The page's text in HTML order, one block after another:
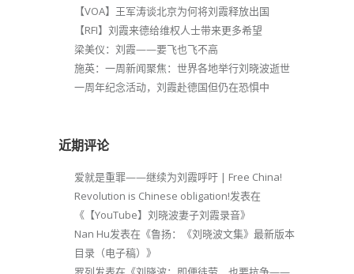
【VOA】王军涛谈北京为何将刘霞释放出国
【RFI】刘霞来德给维权人士带来更多希望
梁美仪：刘霞——要飞也飞不高
施英：一周新闻聚焦：世界各地举行刘晓波逝世
一周年纪念活动，刘霞赴德国但仍在恐惧中
近期评论
爱就是重罪——继续为刘霞呼吁 | Free China!
Revolution is Chinese obligation!发表在
《 【YouTube】刘晓波妻子刘霞录音》
Nan Hu发表在《鲁扬：《刘晓波文集》最新版本
目录（电子稿） 》